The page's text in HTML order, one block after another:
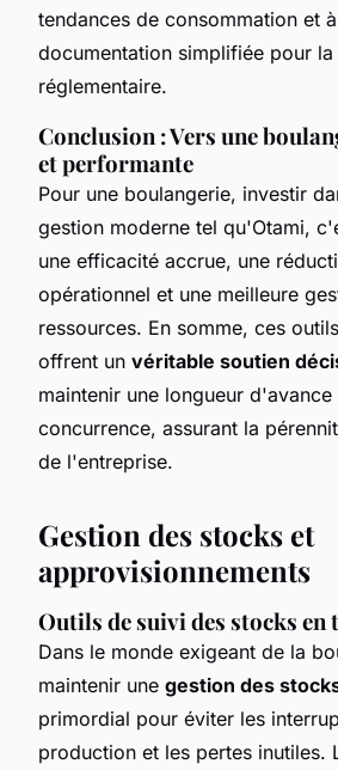
tendances de consommation et
documentation simplifiée pour
réglementaire.
Conclusion : Vers une
et performante
Pour une boulangerie, investir
gestion moderne tel qu'Otami,
une efficacité accrue, une
opérationnel et une meilleure
ressources. En somme, ces
offrent un véritable soutien
maintenir une longueur d'avance
concurrence, assurant la
de l'entreprise.
Gestion des stocks et
approvisionnements
Outils de suivi des stocks en
Dans le monde exigeant de la
maintenir une gestion des
primordial pour éviter les
production et les pertes inutiles.